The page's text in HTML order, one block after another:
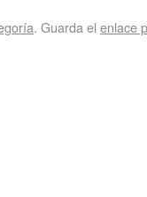
. Guarda el enlace